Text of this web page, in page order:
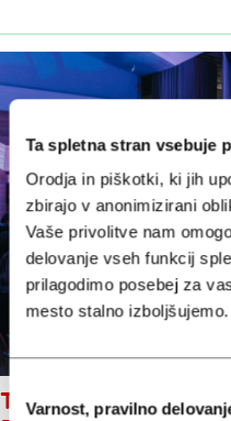
Ta spletna stran vsebuje
Orodja in piškotki, ki jih
zbirajo v anonimizirani
Vaše privolitve nam
delovanje vseh funkcij
prilagodimo posebej za
mesto stalno izboljšujemo.
soglasja
Varnost, pravilno
TURIZEM